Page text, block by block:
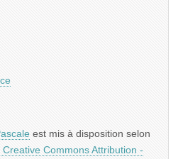
est mis à disposition selon
Creative Commons Attribution -